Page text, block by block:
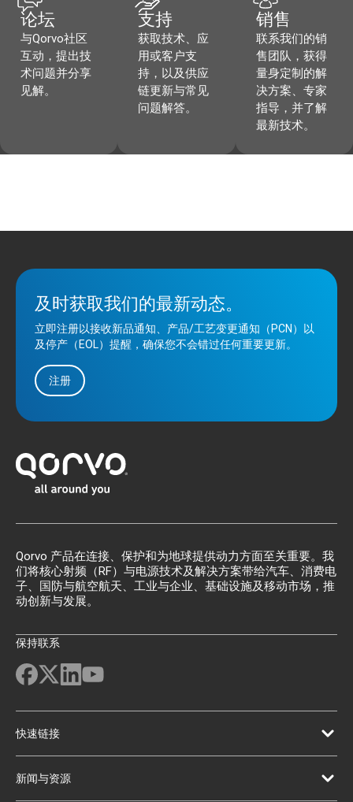
论坛
与Qorvo社区
互动，提出技
术问题并分享
见解。
支持
获取技术、应
用或客户支
持，以及供应
链更新与常见
问题解答。
销售
联系我们的销
售团队，获得
量身定制的解
决方案、专家
指导，并了解
最新技术。
及时获取我们的最新动态。
立即注册以接收新品通知、产品/工艺变更通知（PCN）以
及停产（EOL）提醒，确保您不会错过任何重要更新。
注册
Qorvo 产品在连接、保护和为地球提供动力方面至关重要。我
们将核心射频（RF）与电源技术及解决方案带给汽车、消费电
子、国防与航空航天、工业与企业、基础设施及移动市场，推
动创新与发展。
保持联系
快速链接
新闻与资源